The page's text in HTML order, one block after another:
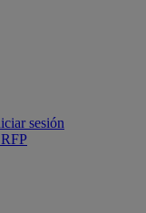
sesión